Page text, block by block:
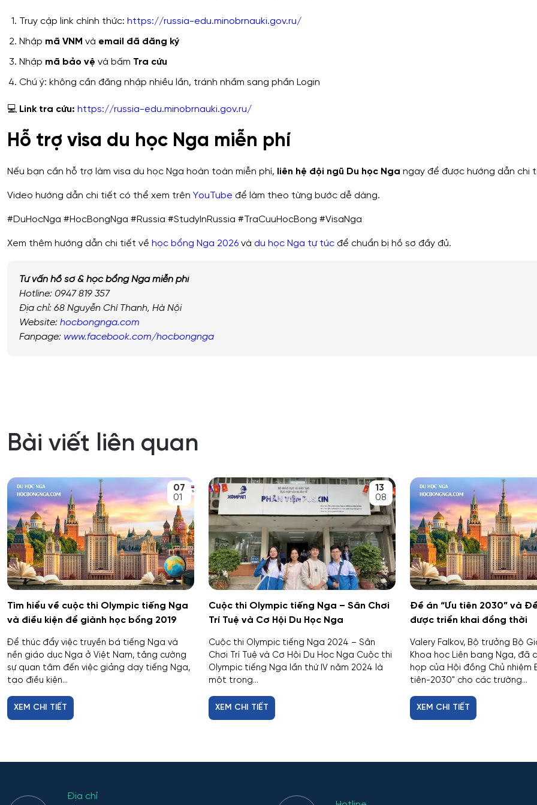
Truy cập link chính thức: https://russia-edu.minobrnauki.gov.ru/
Nhập mã VNM và email đã đăng ký
Nhập mã bảo vệ và bấm Tra cứu
Chú ý: không cần đăng nhập nhiều lần, tránh nhầm sang phần Login
💻 Link tra cứu: https://russia-edu.minobrnauki.gov.ru/
Hỗ trợ visa du học Nga miễn phí
Nếu bạn cần hỗ trợ làm visa du học Nga hoàn toàn miễn phí, liên hệ đội ngũ Du học Nga ngay để được hướng dẫn chi
Video hướng dẫn chi tiết có thể xem trên YouTube để làm theo từng bước dễ dàng.
#DuHocNga #HocBongNga #Russia #StudyInRussia #TraCuuHocBong #VisaNga
Xem thêm hướng dẫn chi tiết về học bổng Nga 2026 và du học Nga tự túc để chuẩn bị hồ sơ đầy đủ.
Tư vấn hồ sơ & học bổng Nga miễn phí
Hotline: 0947 819 357
Địa chỉ: 68 Nguyễn Chí Thanh, Hà Nội
Website: hocbongnga.com
Fanpage: www.facebook.com/hocbongnga
Bài viết liên quan
07
01
Tìm hiểu về cuộc thi Olympic tiếng Nga
và điều kiện để giành học bổng 2019
Để thúc đẩy việc truyền bá tiếng Nga và
nền giáo dục Nga ở Việt Nam, tăng cường
sự quan tâm đến việc giảng dạy tiếng Nga,
tạo điều kiện...
XEM CHI TIẾT
13
08
Cuộc thi Olympic tiếng Nga – Sân Chơi
Trí Tuệ và Cơ Hội Du Học Nga
Cuộc thi Olympic tiếng Nga 2024 – Sân
Chơi Trí Tuệ và Cơ Hội Du Học Nga Cuộc thi
Olympic tiếng Nga lần thứ IV năm 2024 là
một trong...
XEM CHI TIẾT
Đề án “Ưu tiên 2030” và
được triển khai đồng thời
Valery Falkov, Bộ trưởng Bộ
Khoa học Liên bang Nga, đã
họp của Hội đồng Chủ nhiệm
tiên-2030" cho các trường...
XEM CHI TIẾT
Địa chỉ